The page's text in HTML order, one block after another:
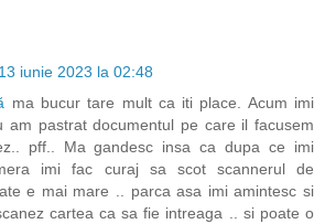
13 iunie 2023 la 02:48
ma bucur tare mult ca iti place. Acum imi
am pastrat documentul pe care il facusem
pff.. Ma gandesc insa ca dupa ce imi
imi fac curaj sa scot scannerul de
e mai mare .. parca asa imi amintesc si
cartea ca sa fie intreaga .. si poate o